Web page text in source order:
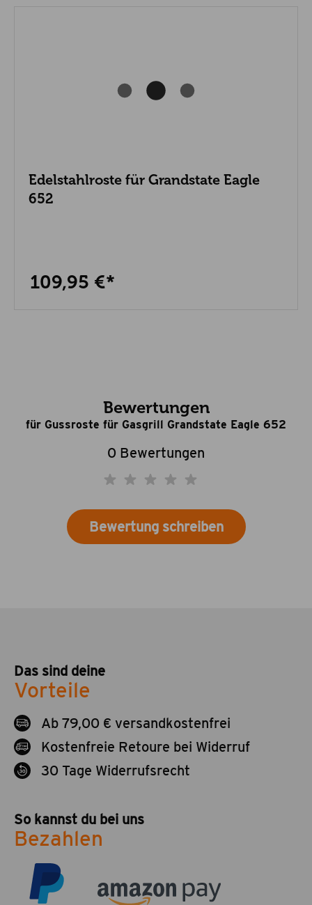
Edelstahlroste für Grandstate Eagle
652
109,95 €*
Bewertungen
für Gussroste für Gasgrill Grandstate Eagle 652
0 Bewertungen
Bewertung schreiben
Das sind deine
Vorteile
Ab 79,00 € versandkostenfrei
Kostenfreie Retoure bei Widerruf
30 Tage Widerrufsrecht
So kannst du bei uns
Bezahlen